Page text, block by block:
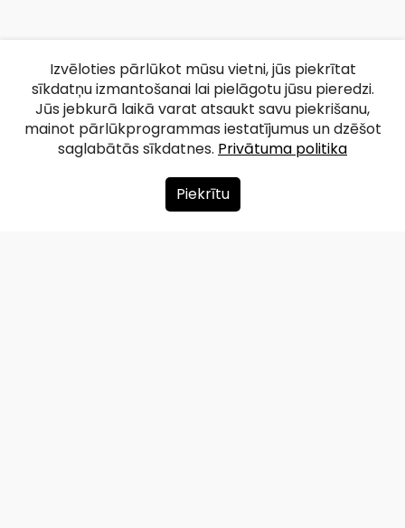
Par mums
Izvēloties pārlūkot mūsu vietni, jūs piekrītat
sīkdatņu izmantošanai lai pielāgotu jūsu pieredzi.
Jūs jebkurā laikā varat atsaukt savu piekrišanu,
mainot pārlūkprogrammas iestatījumus un dzēšot
saglabātās sīkdatnes. Privātuma politika
Piekrītu